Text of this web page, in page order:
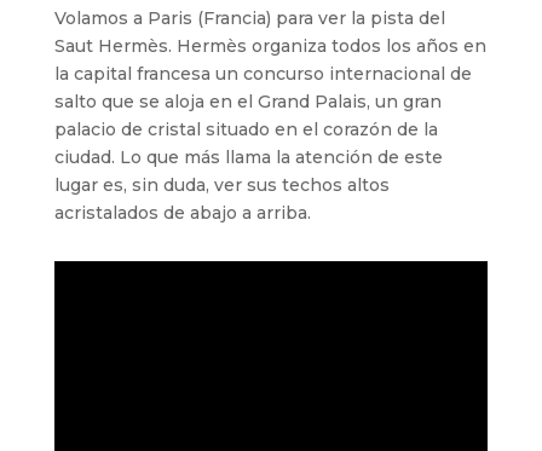
Volamos a Paris (Francia) para ver la pista del
Saut Hermès. Hermès organiza todos los años en
la capital francesa un concurso internacional de
salto que se aloja en el Grand Palais, un gran
palacio de cristal situado en el corazón de la
ciudad. Lo que más llama la atención de este
lugar es, sin duda, ver sus techos altos
acristalados de abajo a arriba.